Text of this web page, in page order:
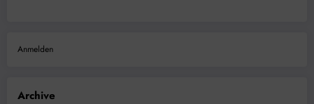
Anmelden
Archive